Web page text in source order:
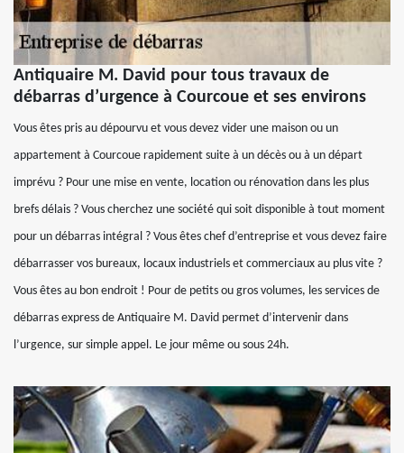
Antiquaire M. David pour tous travaux de
débarras d’urgence à Courcoue et ses environs
Vous êtes pris au dépourvu et vous devez vider une maison ou un
appartement à Courcoue rapidement suite à un décès ou à un départ
imprévu ? Pour une mise en vente, location ou rénovation dans les plus
brefs délais ? Vous cherchez une société qui soit disponible à tout moment
pour un débarras intégral ? Vous êtes chef d’entreprise et vous devez faire
débarrasser vos bureaux, locaux industriels et commerciaux au plus vite ?
Vous êtes au bon endroit ! Pour de petits ou gros volumes, les services de
débarras express de Antiquaire M. David permet d’intervenir dans
l’urgence, sur simple appel. Le jour même ou sous 24h.